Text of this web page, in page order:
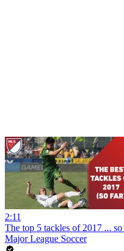
2:11
The top 5 tackles of 2017 ...
Major League Soccer